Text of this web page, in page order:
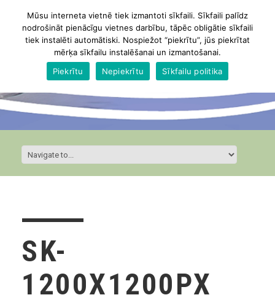
SK-
1200X1200PX
Mūsu interneta vietnē tiek izmantoti sīkfaili. Sīkfaili palīdz
nodrošināt pienācīgu vietnes darbību, tāpēc obligātie sīkfaili
tiek instalēti automātiski. Nospiežot “piekrītu”, jūs piekrītat
mērķa sīkfailu instalēšanai un izmantošanai.
Piekrītu
Nepiekrītu Sīkfailu politika